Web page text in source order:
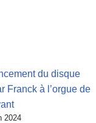
du disque
Franck à l’orgue de
2024